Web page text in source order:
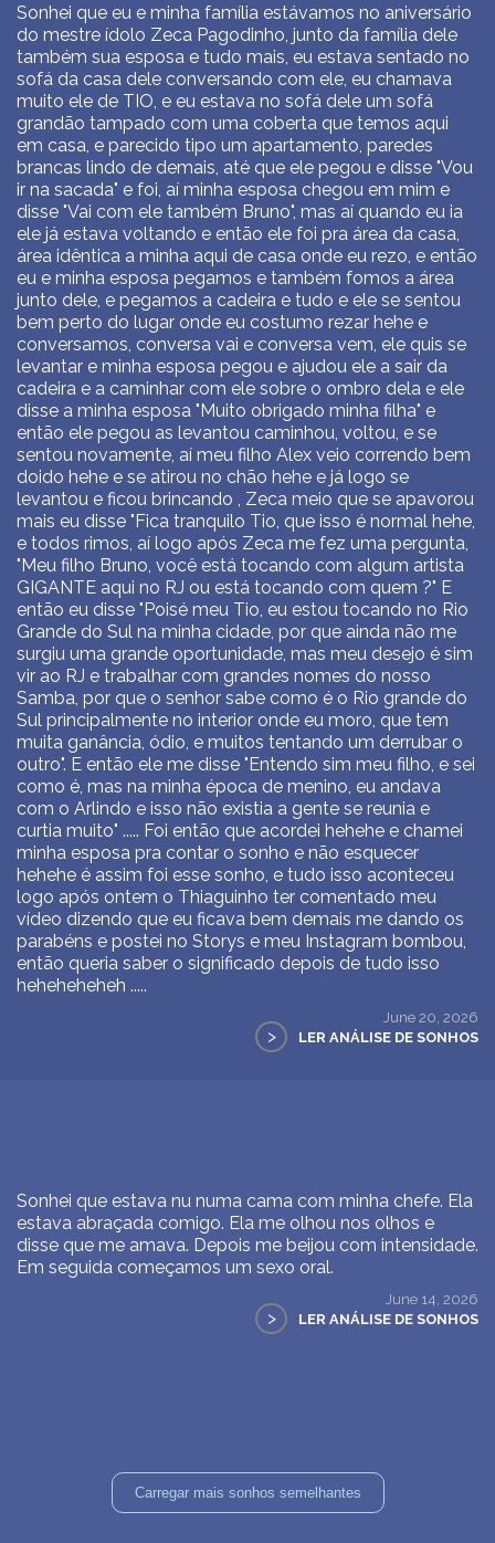
Sonhei que eu e minha família estávamos no aniversário
do mestre ídolo Zeca Pagodinho, junto da família dele
também sua esposa e tudo mais, eu estava sentado no
sofá da casa dele conversando com ele, eu chamava
muito ele de TIO, e eu estava no sofá dele um sofá
grandão tampado com uma coberta que temos aqui
em casa, e parecido tipo um apartamento, paredes
brancas lindo de demais, até que ele pegou e disse "Vou
ir na sacada" e foi, aí minha esposa chegou em mim e
disse "Vai com ele também Bruno", mas aí quando eu ia
ele já estava voltando e então ele foi pra área da casa,
área idêntica a minha aqui de casa onde eu rezo, e então
eu e minha esposa pegamos e também fomos a área
junto dele, e pegamos a cadeira e tudo e ele se sentou
bem perto do lugar onde eu costumo rezar hehe e
conversamos, conversa vai e conversa vem, ele quis se
levantar e minha esposa pegou e ajudou ele a sair da
cadeira e a caminhar com ele sobre o ombro dela e ele
disse a minha esposa "Muito obrigado minha filha" e
então ele pegou as levantou caminhou, voltou, e se
sentou novamente, aí meu filho Alex veio correndo bem
doido hehe e se atirou no chão hehe e já logo se
levantou e ficou brincando , Zeca meio que se apavorou
mais eu disse "Fica tranquilo Tio, que isso é normal hehe,
e todos rimos, aí logo após Zeca me fez uma pergunta,
"Meu filho Bruno, você está tocando com algum artista
GIGANTE aqui no RJ ou está tocando com quem ?" E
então eu disse "Poisé meu Tio, eu estou tocando no Rio
Grande do Sul na minha cidade, por que ainda não me
surgiu uma grande oportunidade, mas meu desejo é sim
vir ao RJ e trabalhar com grandes nomes do nosso
Samba, por que o senhor sabe como é o Rio grande do
Sul principalmente no interior onde eu moro, que tem
muita ganância, ódio, e muitos tentando um derrubar o
outro". E então ele me disse "Entendo sim meu filho, e sei
como é, mas na minha época de menino, eu andava
com o Arlindo e isso não existia a gente se reunia e
curtia muito" ..... Foi então que acordei hehehe e chamei
minha esposa pra contar o sonho e não esquecer
hehehe é assim foi esse sonho, e tudo isso aconteceu
logo após ontem o Thiaguinho ter comentado meu
vídeo dizendo que eu ficava bem demais me dando os
parabéns e postei no Storys e meu Instagram bombou,
então queria saber o significado depois de tudo isso
heheheheheh .....
June 20, 2026
> LER ANÁLISE DE SONHOS
Sonhei que estava nu numa cama com minha chefe. Ela
estava abraçada comigo. Ela me olhou nos olhos e
disse que me amava. Depois me beijou com intensidade.
Em seguida começamos um sexo oral.
June 14, 2026
> LER ANÁLISE DE SONHOS
Carregar mais sonhos semelhantes